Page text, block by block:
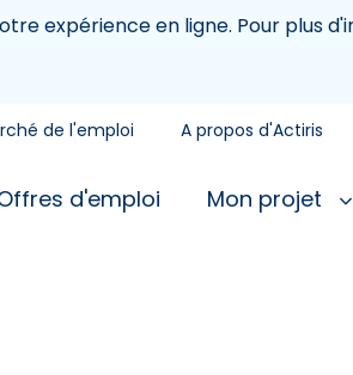
expérience en ligne. Pour plus
de l'emploi A propos d'Actiris
d'emploi Mon projet